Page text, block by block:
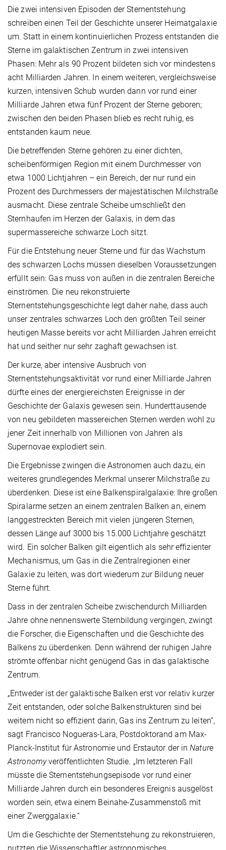
Die zwei intensiven Episoden der Sternentstehung
schreiben einen Teil der Geschichte unserer Heimatgalaxie
um. Statt in einem kontinuierlichen Prozess entstanden die
Sterne im galaktischen Zentrum in zwei intensiven
Phasen: Mehr als 90 Prozent bildeten sich vor mindestens
acht Milliarden Jahren. In einem weiteren, vergleichsweise
kurzen, intensiven Schub wurden dann vor rund einer
Milliarde Jahren etwa fünf Prozent der Sterne geboren;
zwischen den beiden Phasen blieb es recht ruhig, es
entstanden kaum neue.
Die betreffenden Sterne gehören zu einer dichten,
scheibenförmigen Region mit einem Durchmesser von
etwa 1000 Lichtjahren – ein Bereich, der nur rund ein
Prozent des Durchmessers der majestätischen Milchstraße
ausmacht. Diese zentrale Scheibe umschließt den
Sternhaufen im Herzen der Galaxis, in dem das
supermassereiche schwarze Loch sitzt.
Für die Entstehung neuer Sterne und für das Wachstum
des schwarzen Lochs müssen dieselben Voraussetzungen
erfüllt sein: Gas muss von außen in die zentralen Bereiche
einströmen. Die neu rekonstruierte
Sternentstehungsgeschichte legt daher nahe, dass auch
unser zentrales schwarzes Loch den größten Teil seiner
heutigen Masse bereits vor acht Milliarden Jahren erreicht
hat und seither nur sehr zaghaft gewachsen ist.
Der kurze, aber intensive Ausbruch von
Sternentstehungsaktivität vor rund einer Milliarde Jahren
dürfte eines der energiereichsten Ereignisse in der
Geschichte der Galaxis gewesen sein. Hunderttausende
von neu gebildeten massereichen Sternen werden wohl zu
jener Zeit innerhalb von Millionen von Jahren als
Supernovae explodiert sein.
Die Ergebnisse zwingen die Astronomen auch dazu, ein
weiteres grundlegendes Merkmal unserer Milchstraße zu
überdenken. Diese ist eine Balkenspiralgalaxie: Ihre großen
Spiralarme setzen an einem zentralen Balken an, einem
langgestreckten Bereich mit vielen jüngeren Sternen,
dessen Länge auf 3000 bis 15.000 Lichtjahre geschätzt
wird. Ein solcher Balken gilt eigentlich als sehr effizienter
Mechanismus, um Gas in die Zentralregionen einer
Galaxie zu leiten, was dort wiederum zur Bildung neuer
Sterne führt.
Dass in der zentralen Scheibe zwischendurch Milliarden
Jahre ohne nennenswerte Sternbildung vergingen, zwingt
die Forscher, die Eigenschaften und die Geschichte des
Balkens zu überdenken. Denn während der ruhigen Jahre
strömte offenbar nicht genügend Gas in das galaktische
Zentrum.
„Entweder ist der galaktische Balken erst vor relativ kurzer
Zeit entstanden, oder solche Balkenstrukturen sind bei
weitem nicht so effizient darin, Gas ins Zentrum zu leiten“,
sagt Francisco Nogueras-Lara, Postdoktorand am Max-
Planck-Institut für Astronomie und Erstautor der inNature
Astronomyveröffentlichten Studie. „Im letzteren Fall
müsste die Sternentstehungsepisode vor rund einer
Milliarde Jahren durch ein besonderes Ereignis ausgelöst
worden sein, etwa einem Beinahe-Zusammenstoß mit
einer Zwerggalaxie.“
Um die Geschichte der Sternentstehung zu rekonstruieren,